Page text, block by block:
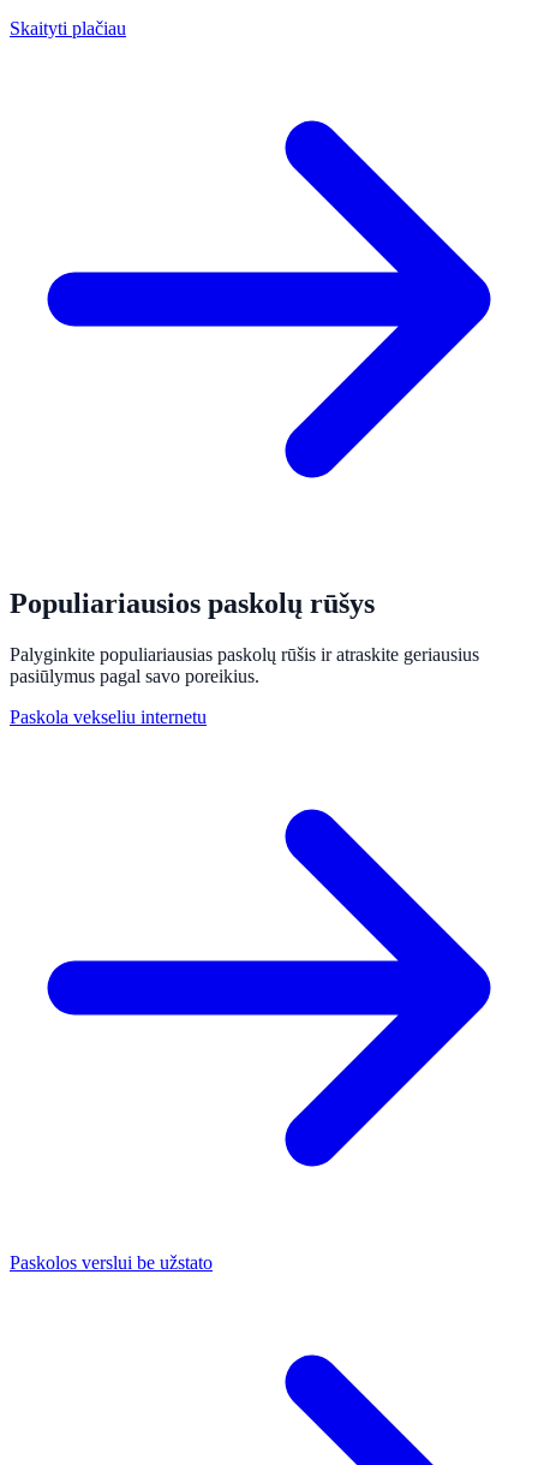
Skaityti plačiau
Populiariausios paskolų rūšys
Palyginkite populiariausias paskolų rūšis ir atraskite geriausius
pasiūlymus pagal savo poreikius.
Paskola vekseliu internetu
Paskolos verslui be užstato